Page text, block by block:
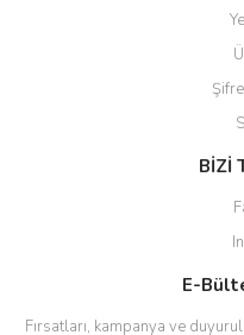
BİZİ
E-
Fırsatları, kampanya ve